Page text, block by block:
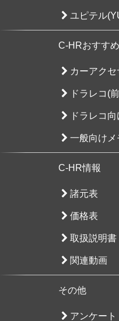
ユピテル
C-HRおすす
カーアク
ドラレコ(
ドラレコ
一般向けメ
C-HR情報
諸元表
価格表
取扱説明書
関連動画
その他
アンケート